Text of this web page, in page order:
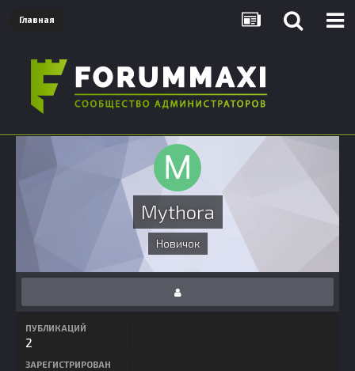
Главная
Mythora
Новичок
ПУБЛИКАЦИЙ
2
ЗАРЕГИСТРИРОВАН